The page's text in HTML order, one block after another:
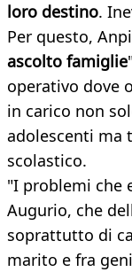
loro destino.
Per questo,
ascolto famiglie
operativo dove
in carico non
adolescenti ma
scolastico.
"I problemi che
Augurio, che
soprattutto di
marito e fra